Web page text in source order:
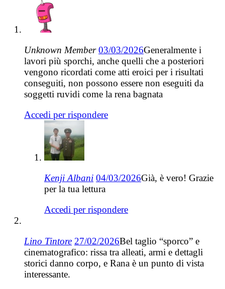
Unknown Member 03/03/2026Generalmente i
lavori più sporchi, anche quelli che a posteriori
vengono ricordati come atti eroici per i risultati
conseguiti, non possono essere non eseguiti da
soggetti ruvidi come la rena bagnata
Accedi per rispondere
Kenji Albani 04/03/2026Già, è vero! Grazie
per la tua lettura
Accedi per rispondere
Lino Tintore 27/02/2026Bel taglio “sporco” e
cinematografico: rissa tra alleati, armi e dettagli
storici danno corpo, e Rana è un punto di vista
interessante.